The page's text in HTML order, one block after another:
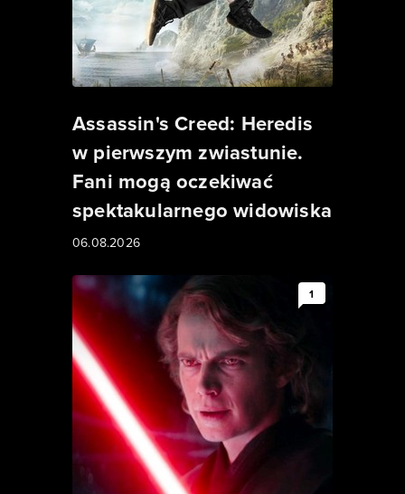
Assassin's Creed: Heredis
w pierwszym zwiastunie.
Fani mogą oczekiwać
spektakularnego widowiska
06.08.2026
1